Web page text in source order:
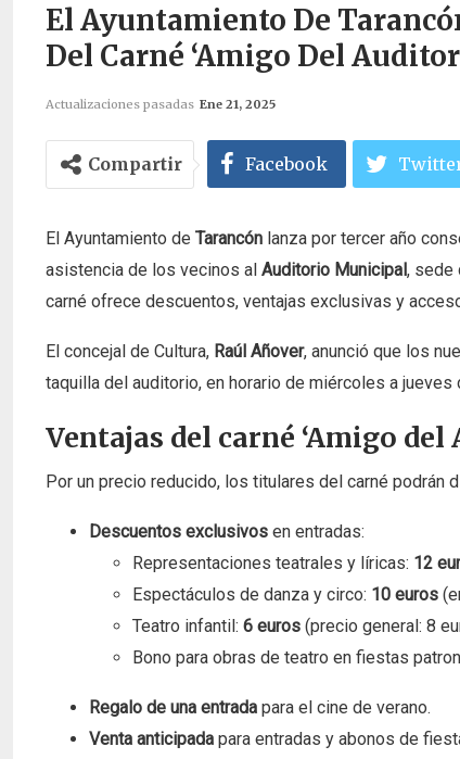
El Ayuntamiento De
Del Carné ‘Amigo Del
Actualizaciones pasadas Ene 21, 2025
Compartir Facebook
El Ayuntamiento de Tarancón lanza por tercer año
asistencia de los vecinos al Auditorio Municipal , sede
carné ofrece descuentos, ventajas exclusivas y
El concejal de Cultura, Raúl Añover, anunció que los
taquilla del auditorio, en horario de miércoles a
Ventajas del carné ‘Amigo del
Por un precio reducido, los titulares del carné podrán
Descuentos exclusivos en entradas:
Representaciones teatrales y líricas: 12
Espectáculos de danza y circo: 10 euros
Teatro infantil: 6 euros (precio general: 8
Bono para obras de teatro en fiestas
Regalo de una entrada para el cine de verano.
Venta anticipada para entradas y abonos de